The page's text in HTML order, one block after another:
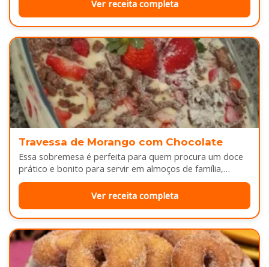
Ver receita completa
Travessa de Morango com Chocolate
Essa sobremesa é perfeita para quem procura um doce
prático e bonito para servir em almoços de família,
aniversários ou…
Ver receita completa